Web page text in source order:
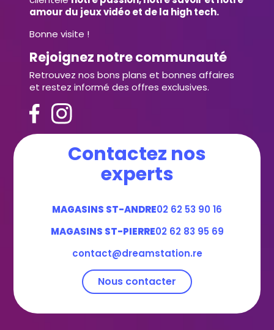
amour du jeux vidéo et de la high tech.
Bonne visite !
Rejoignez notre communauté
Retrouvez nos bons plans et bonnes affaires
et restez informé des offres exclusives.
Contactez nos
experts
MAGASINS ST-ANDRE02 62 53 90 16
MAGASINS ST-PIERRE02 62 83 95 69
contact@dreamstation.re
Nous contacter